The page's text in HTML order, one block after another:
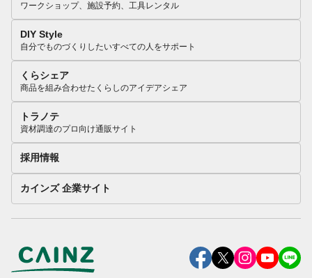
ワークショップ、施設予約、工具レンタル
DIY Style
自分でものづくりしたいすべての人をサポート
くらシェア
商品を組み合わせたくらしのアイデアシェア
トラノテ
資材調達のプロ向け通販サイト
採用情報
カインズ 企業サイト